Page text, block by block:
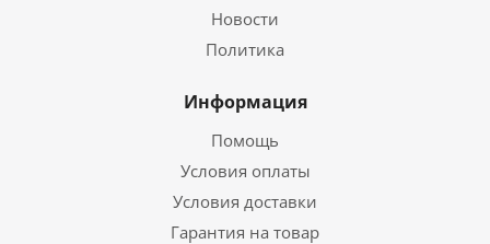
Новости
Политика
Информация
Помощь
Условия оплаты
Условия доставки
Гарантия на товар